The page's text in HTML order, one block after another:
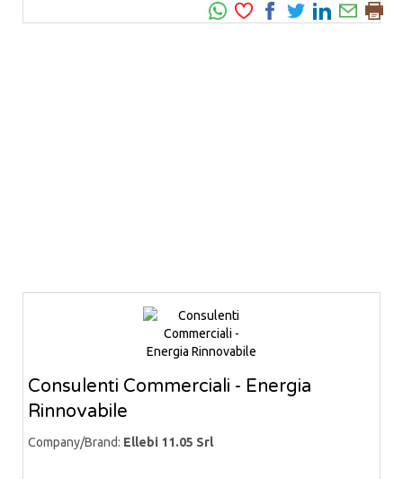
Consulenti Commerciali - Energia
Rinnovabile
Company/Brand: Ellebi 11.05 Srl